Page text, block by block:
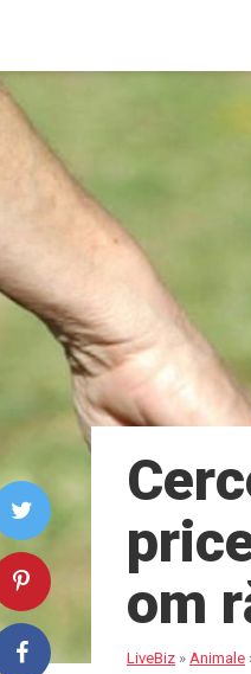
om
LiveBiz » Animale